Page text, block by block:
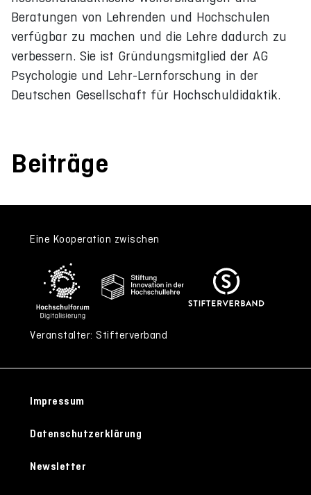
Beratungen von Lehrenden und Hochschulen
verfügbar zu machen und die Lehre dadurch zu
verbessern. Sie ist Gründungsmitglied der AG
Psychologie und Lehr-Lernforschung in der
Deutschen Gesellschaft für Hochschuldidaktik.
Beiträge
Eine Kooperation zwischen
Veranstalter: Stifterverband
Impressum
Datenschutzerklärung
Newsletter